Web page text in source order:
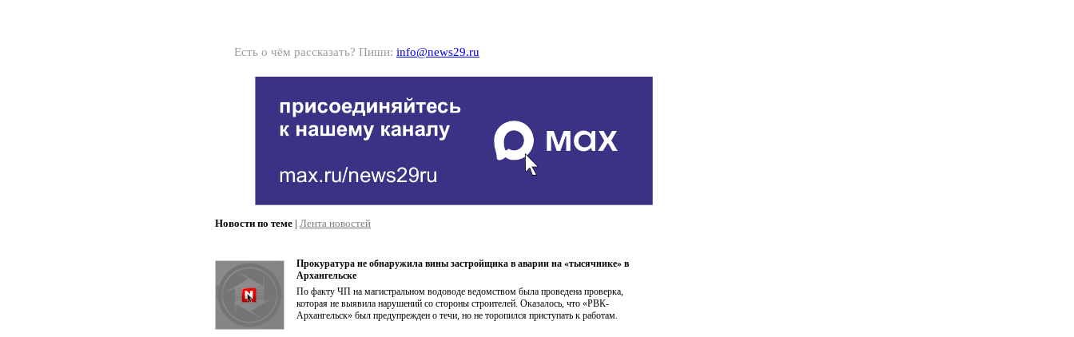
Есть о чём рассказать? Пиши: info@news29.ru
Новости по теме | Лента новостей
Прокуратура не обнаружила вины застройщика в аварии на «тысячнике» в
Архангельске
По факту ЧП на магистральном водоводе ведомством была проведена проверка,
которая не выявила нарушений со стороны строителей. Оказалось, что «РВК-
Архангельск» был предупрежден о течи, но не торопился приступать к работам.